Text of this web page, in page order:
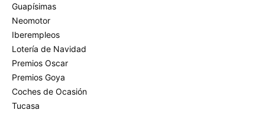
Guapísimas
Neomotor
Iberempleos
Lotería de Navidad
Premios Oscar
Premios Goya
Coches de Ocasión
Tucasa